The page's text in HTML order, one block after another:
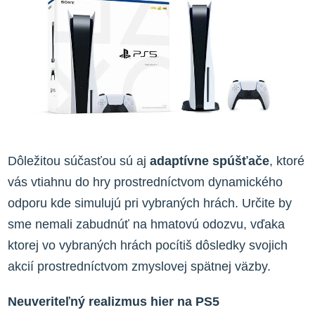
Dôležitou súčasťou sú aj adaptívne spúšťače, ktoré
vás vtiahnu do hry prostredníctvom dynamického
odporu kde simulujú pri vybraných hrách. Určite by
sme nemali zabudnúť na hmatovú odozvu, vďaka
ktorej vo vybraných hrách pocítiš dôsledky svojich
akcií prostredníctvom zmyslovej spätnej väzby.
Neuveriteľný realizmus hier na PS5